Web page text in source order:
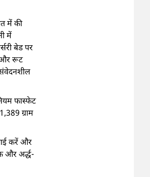
में की
में
बेड पर
और रूट
फास्फेट
ग्राम
करें और
और अर्द्ध-